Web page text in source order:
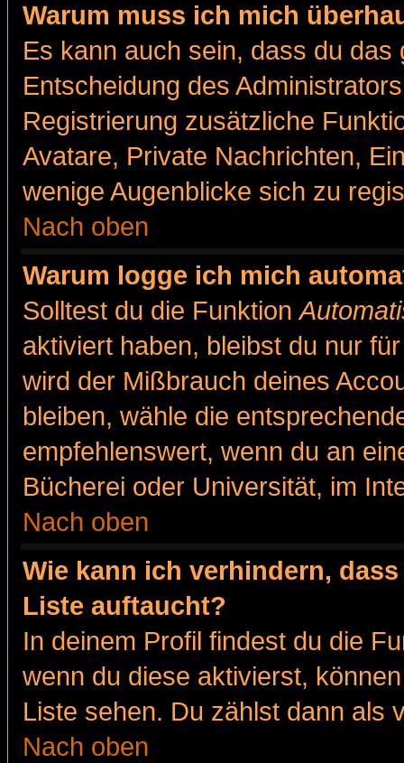
Warum muss ich mich
Es kann auch sein, dass du
Entscheidung des
Registrierung zusätzliche
Avatare, Private Nachrichten,
wenige Augenblicke sich zu
Nach oben
Warum logge ich mich
Solltest du die Funktion
aktiviert haben, bleibst du nur
wird der Mißbrauch deines
bleiben, wähle die
empfehlenswert, wenn du an
Bücherei oder Universität, im
Nach oben
Wie kann ich verhindern,
Liste auftaucht?
In deinem Profil findest du die
wenn du diese aktivierst,
Liste sehen. Du zählst dann als
Nach oben